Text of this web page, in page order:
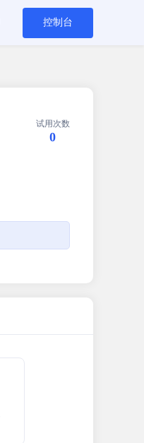
控制台
试用次数
0